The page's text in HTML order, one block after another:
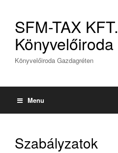
SFM-TAX KFT.
Könyvelőiroda
Könyvelőiroda Gazdagréten
Menu
Szabályzatok